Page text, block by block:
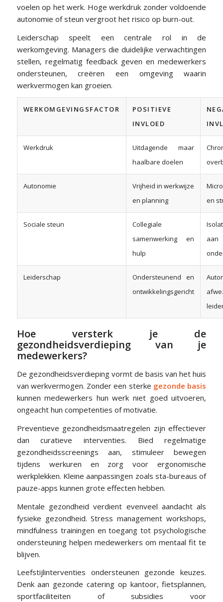
voelen op het werk. Hoge werkdruk zonder voldoende
autonomie of steun vergroot het risico op burn-out.
Leiderschap speelt een centrale rol in de
werkomgeving. Managers die duidelijke verwachtingen
stellen, regelmatig feedback geven en medewerkers
ondersteunen, creëren een omgeving waarin
werkvermogen kan groeien.
WERKOMGEVINGSFACTOR
POSITIEVE
INVLOED
Werkdruk
Uitdagende maar
haalbare doelen
Autonomie
Vrijheid in werkwijze
en planning
en
Sociale steun
Collegiale
samenwerking en
hulp
aan
Leiderschap
Ondersteunend en
ontwikkelingsgericht
Hoe versterk je de
gezondheidsverdieping van je
medewerkers?
De gezondheidsverdieping vormt de basis van het huis
van werkvermogen. Zonder een sterke gezonde basis
kunnen medewerkers hun werk niet goed uitvoeren,
ongeacht hun competenties of motivatie.
Preventieve gezondheidsmaatregelen zijn effectiever
dan curatieve interventies. Bied regelmatige
gezondheidsscreenings aan, stimuleer bewegen
tijdens werkuren en zorg voor ergonomische
werkplekken. Kleine aanpassingen zoals sta-bureaus of
pauze-apps kunnen grote effecten hebben.
Mentale gezondheid verdient evenveel aandacht als
fysieke gezondheid. Stress management workshops,
mindfulness trainingen en toegang tot psychologische
ondersteuning helpen medewerkers om mentaal fit te
blijven.
Leefstijlinterventies ondersteunen gezonde keuzes.
Denk aan gezonde catering op kantoor, fietsplannen,
sportfaciliteiten of subsidies voor